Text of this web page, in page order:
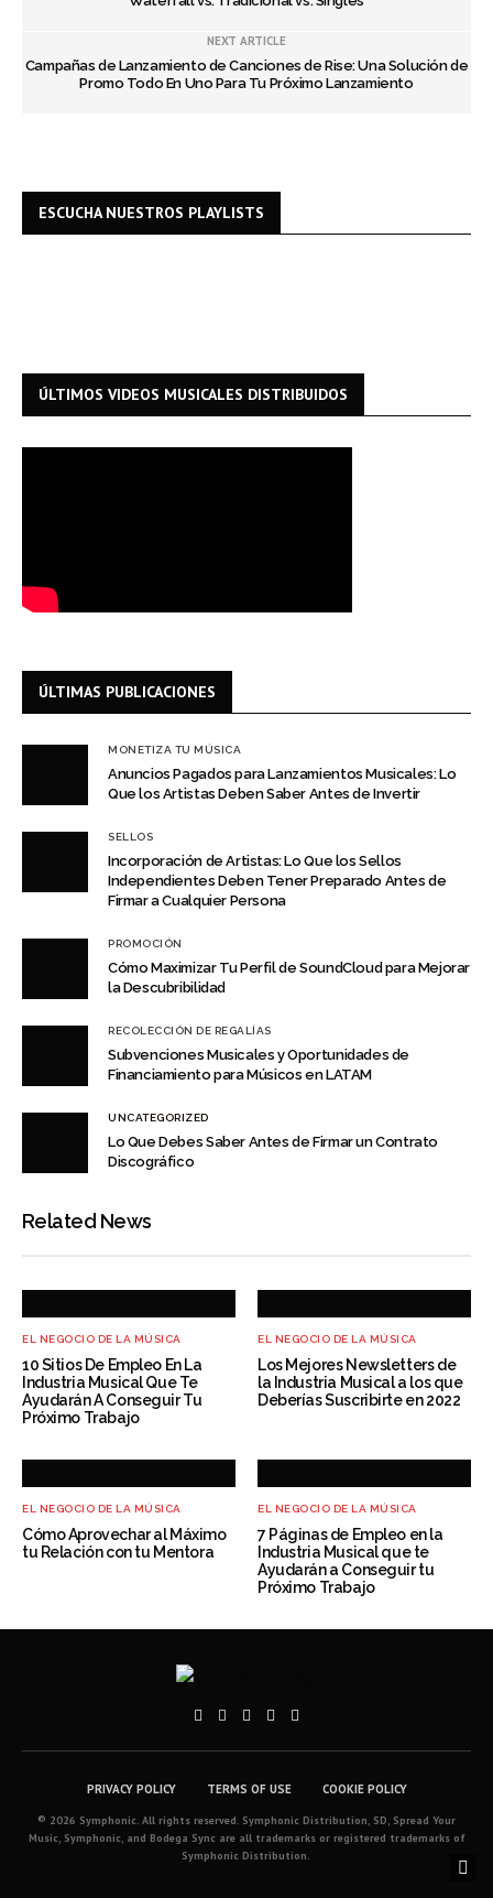
NEXT ARTICLE
Campañas de Lanzamiento de Canciones de Rise: Una Solución de
Promo Todo En Uno Para Tu Próximo Lanzamiento
ESCUCHA NUESTROS PLAYLISTS
ÚLTIMOS VIDEOS MUSICALES DISTRIBUIDOS
ÚLTIMAS PUBLICACIONES
MONETIZA TU MÚSICA
Anuncios Pagados para Lanzamientos Musicales: Lo
Que los Artistas Deben Saber Antes de Invertir
SELLOS
Incorporación de Artistas: Lo Que los Sellos
Independientes Deben Tener Preparado Antes de
Firmar a Cualquier Persona
PROMOCIÓN
Cómo Maximizar Tu Perfil de SoundCloud para Mejorar
la Descubribilidad
RECOLECCIÓN DE REGALÍAS
Subvenciones Musicales y Oportunidades de
Financiamiento para Músicos en LATAM
UNCATEGORIZED
Lo Que Debes Saber Antes de Firmar un Contrato
Discográfico
Related News
EL NEGOCIO DE LA MÚSICA
10 Sitios De Empleo En La
Industria Musical Que Te
Ayudarán A Conseguir Tu
Próximo Trabajo
EL NEGOCIO DE LA MÚSICA
Los Mejores Newsletters de
la Industria Musical a los que
Deberías Suscribirte en 2022
EL NEGOCIO DE LA MÚSICA
Cómo Aprovechar al Máximo
tu Relación con tu Mentora
EL NEGOCIO DE LA MÚSICA
7 Páginas de Empleo en la
Industria Musical que te
Ayudarán a Conseguir tu
Próximo Trabajo
PRIVACY POLICY TERMS OF USE COOKIE POLICY
® 2026 Symphonic. All rights reserved. Symphonic Distribution, SD, Spread Your
Music, Symphonic, and Bodega Sync are all trademarks or registered trademarks of
Symphonic Distribution.